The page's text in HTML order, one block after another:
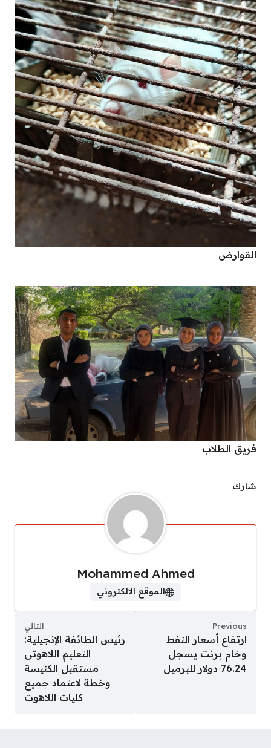
القوارض
فريق الطلاب
شارك
Mohammed Ahmed
الموقع الالكتروني
Previous
ارتفاع أسعار النفط
وخام برنت يسجل
76.24 دولار للبرميل
التالي
رئيس الطائفة الإنجيلية:
التعليم اللاهوتى
مستقبل الكنيسة
وخطة لاعتماد جميع
كليات اللاهوت